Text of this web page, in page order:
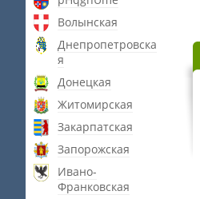
Волынская
Днепропетровска
я
Донецкая
Житомирская
Закарпатская
Запорожская
Ивано-
Франковская